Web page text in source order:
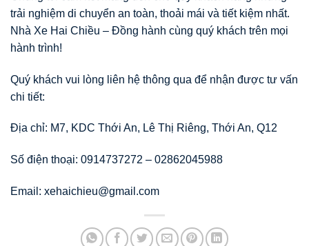
trải nghiệm di chuyển an toàn, thoải mái và tiết kiệm nhất.
Nhà Xe Hai Chiều – Đồng hành cùng quý khách trên mọi
hành trình!
Quý khách vui lòng liên hệ thông qua để nhận được tư vấn
chi tiết:
Địa chỉ: M7, KDC Thới An, Lê Thị Riêng, Thới An, Q12
Số điện thoại: 0914737272 – 02862045988
Email: xehaichieu@gmail.com